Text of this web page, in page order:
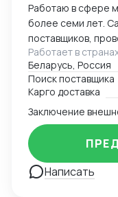
Работаю в сфере
более семи лет.
поставщиков,
выстраиваю
Осуществляю
производителями
товаров, до
Берусь за
нестандартные
Работает в
Беларусь, Россия
Поиск поставщика
Карго доставка
Написать